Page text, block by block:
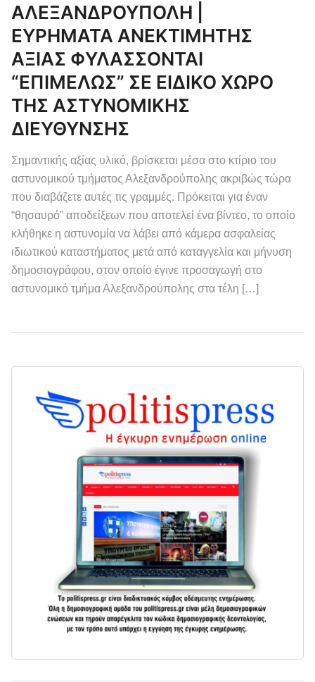
ΑΛΕΞΑΝΔΡΟΥΠΟΛΗ |
ΕΥΡΗΜΑΤΑ ΑΝΕΚΤΙΜΗΤΗΣ
ΑΞΙΑΣ ΦΥΛΑΣΣΟΝΤΑΙ
“ΕΠΙΜΕΛΩΣ” ΣΕ ΕΙΔΙΚΟ ΧΩΡΟ
ΤΗΣ ΑΣΤΥΝΟΜΙΚΗΣ
ΔΙΕΥΘΥΝΣΗΣ
Σημαντικής αξίας υλικό, βρίσκεται μέσα στο κτίριο του
αστυνομικού τμήματος Αλεξανδρούπολης ακριβώς τώρα
που διαβάζετε αυτές τις γραμμές. Πρόκειται για έναν
“θησαυρό” αποδείξεων που αποτελεί ένα βίντεο, το οποίο
κλήθηκε η αστυνομία να λάβει από κάμερα ασφαλείας
ιδιωτικού καταστήματος μετά από καταγγελία και μήνυση
δημοσιογράφου, στον οποίο έγινε προσαγωγή στο
αστυνομικό τμήμα Αλεξανδρούπολης στα τέλη […]